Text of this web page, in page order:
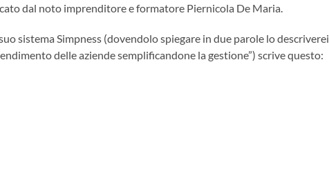
dal noto imprenditore e formatore Piernicola De Maria.
sistema Simpness (dovendolo spiegare in due parole lo descriverei
delle aziende semplificandone la gestione”) scrive questo: